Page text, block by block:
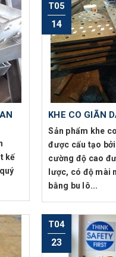
kế
T05
14
KHE CO GIÃN
Sản phẩm khe
được cấu tạo
cường độ cao
lược, có độ mài
bằng bu lô...
T04
23